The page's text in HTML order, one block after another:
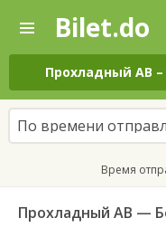
—
Поиск
и
покупка
билетов
на
автобус
онлайн
Bilet.do
Прохладный АВ –
По времени
Время
Прохладный АВ —